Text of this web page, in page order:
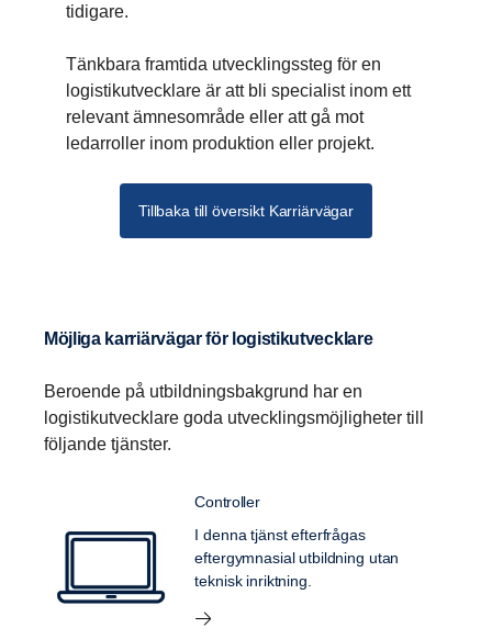
tidigare.
Tänkbara framtida utvecklingssteg för en
logistikutvecklare är att bli specialist inom ett
relevant ämnesområde eller att gå mot
ledarroller inom produktion eller projekt.
Tillbaka till översikt Karriärvägar
Möjliga karriärvägar för logistikutvecklare
Beroende på utbildningsbakgrund har en
logistikutvecklare goda utvecklingsmöjligheter till
följande tjänster.
Controller
I denna tjänst efterfrågas
eftergymnasial utbildning utan
teknisk inriktning.